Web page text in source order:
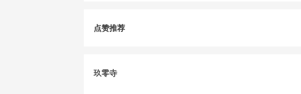
点赞推荐
玖零寺